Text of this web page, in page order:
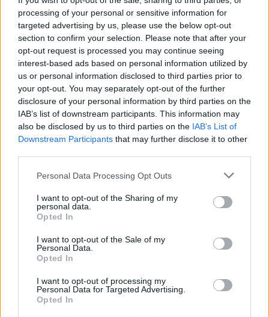
processing of your personal or sensitive information for
targeted advertising by us, please use the below opt-out
section to confirm your selection. Please note that after your
opt-out request is processed you may continue seeing
interest-based ads based on personal information utilized by
us or personal information disclosed to third parties prior to
your opt-out. You may separately opt-out of the further
disclosure of your personal information by third parties on the
IAB’s list of downstream participants. This information may
also be disclosed by us to third parties on the IAB’s List of
Downstream Participants that may further disclose it to other
Personal Data Processing Opt Outs
I want to opt-out of the Sharing of my
personal data.
Opted In
I want to opt-out of the Sale of my
Personal Data.
Opted In
I want to opt-out of processing my
Personal Data for Targeted Advertising.
Opted In
Έξι γαστρονομικές σειρές που αξίζει να
παρακολουθήσετε
04/07/2025
Η τηλεόραση και οι πλατφόρμες streaming έχουν κατακλύσει
TASTE